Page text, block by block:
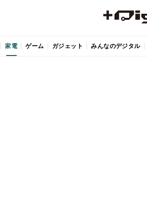
家電 ゲーム ガジェット みんなのデジタル